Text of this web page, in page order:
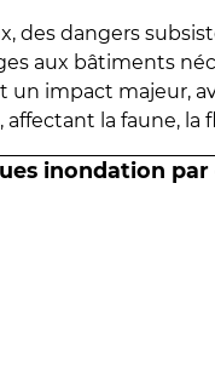
des dangers
aux bâtiments
un impact majeur,
la faune, la
inondation